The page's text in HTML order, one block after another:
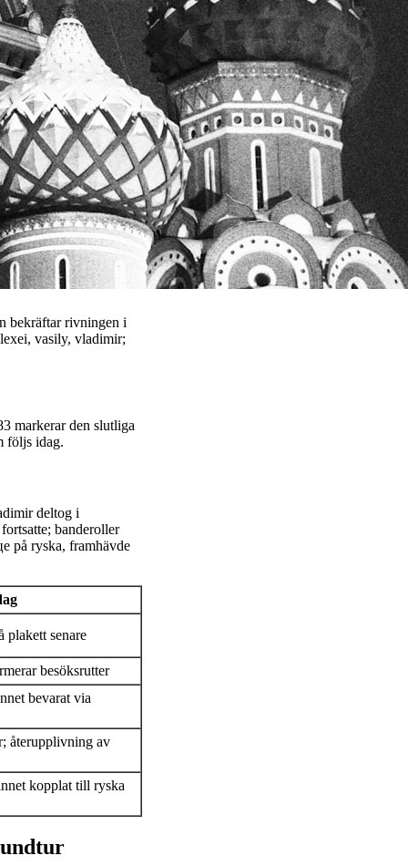
bekräftar rivningen i
vasily, vladimir;
markerar den slutliga
följs idag.
deltog i
banderoller
på ryska, framhävde
plakett senare
besöksrutter
bevarat via
återupplivning av
kopplat till ryska